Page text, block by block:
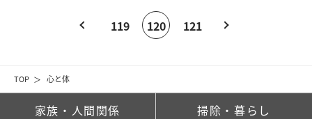
TOP 心と体
119 120 121
家族・人間関係 掃除・暮らし